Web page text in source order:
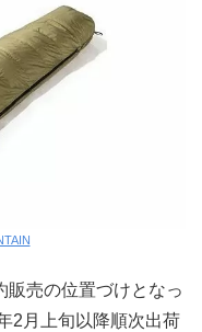
販売の位置づけとなっ
2月上旬以降順次出荷